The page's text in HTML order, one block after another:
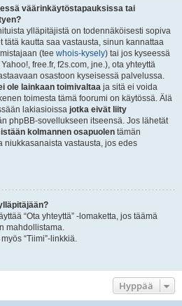
väärinkäytöstapauksissa tai
ylläpitäjistä on todennäköisesti sopiva
kautta saa vastausta, sinun kannattaa
(tee whois-kysely) tai jos kyseessä
free.fr, f2s.com, jne.), ota yhteyttä
osastoon kyseisessä palvelussa.
ole lainkaan toimivaltaa ja sitä ei voida
toimesta tämä foorumi on käytössä. Älä
lakiasioissa jotka eivät liity
phpBB-sovellukseen itseensä. Jos lähetät
kolmannen osapuolen tämän
niukkasanaista vastausta, jos edes
“Ota yhteyttä” -lomaketta, jos täämä
mahdollistama.
“Tiimi”-linkkiä.
Hyppää